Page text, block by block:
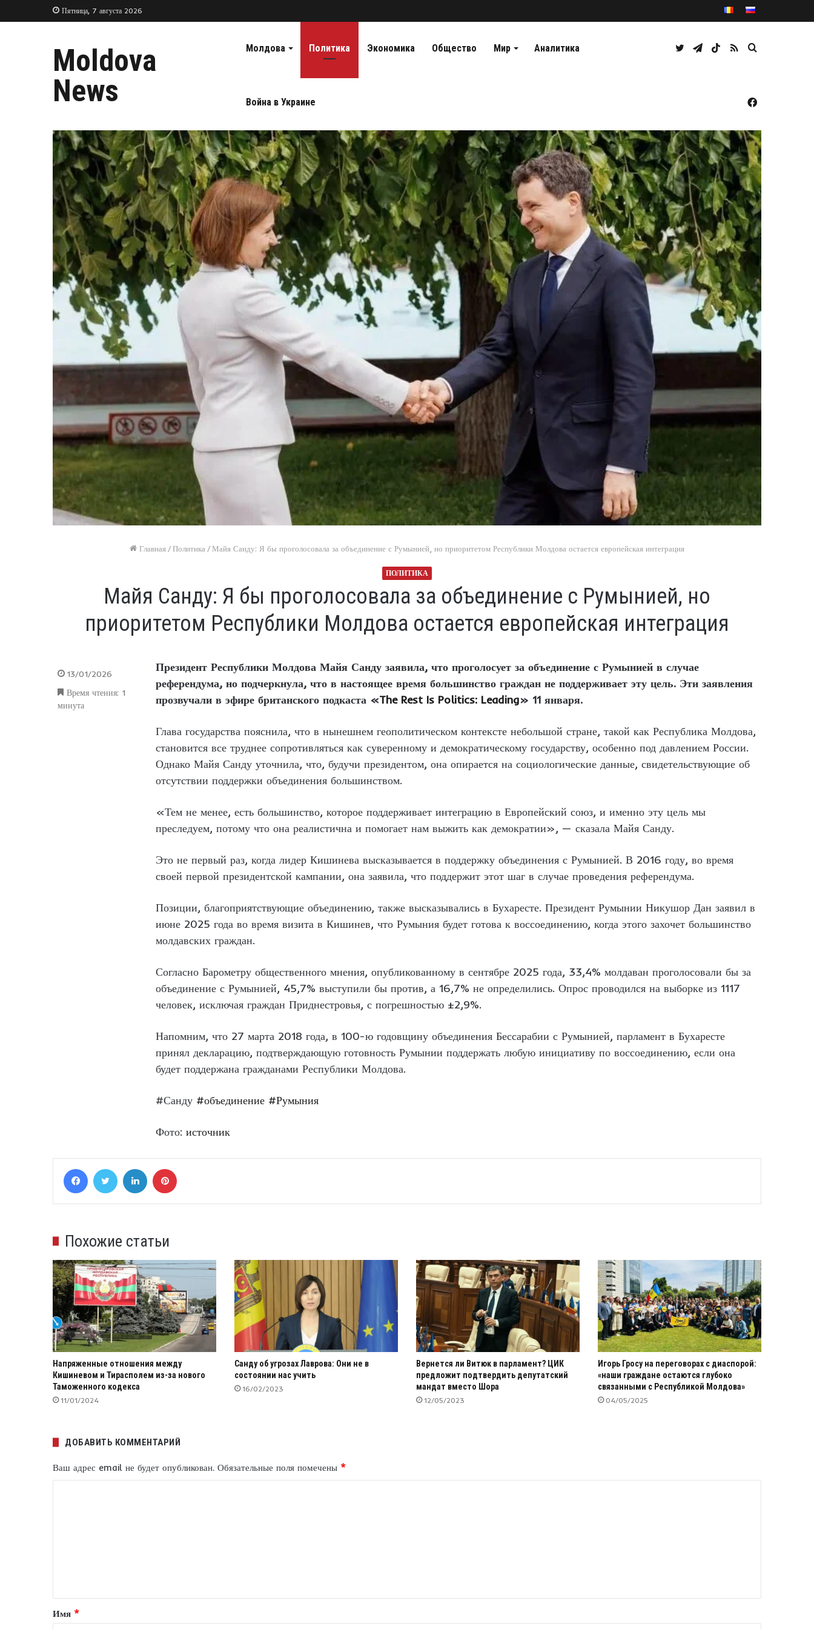
Пятница, 7 августа 2026
Moldova
News
Молдова Политика Экономика Общество Мир Аналитика
Война в Украине
Caută
RSS
TikTok
Telegram
Twitter
Facebook
Главная /Политика /Майя Санду: Я бы проголосовала за объединение с Румынией, но приоритетом Республики Молдова остается европейская интеграция
ПОЛИТИКА
Майя Санду: Я бы проголосовала за объединение с Румынией, но
приоритетом Республики Молдова остается европейская интеграция
Президент Республики Молдова Майя Санду заявила, что проголосует за объединение с Румынией в случае
референдума, но подчеркнула, что в настоящее время большинство граждан не поддерживает эту цель. Эти заявления
прозвучали в эфире британского подкаста «The Rest Is Politics: Leading» 11 января.
Глава государства пояснила, что в нынешнем геополитическом контексте небольшой стране, такой как Республика Молдова,
становится все труднее сопротивляться как суверенному и демократическому государству, особенно под давлением России.
Однако Майя Санду уточнила, что, будучи президентом, она опирается на социологические данные, свидетельствующие об
отсутствии поддержки объединения большинством.
«Тем не менее, есть большинство, которое поддерживает интеграцию в Европейский союз, и именно эту цель мы
преследуем, потому что она реалистична и помогает нам выжить как демократии», — сказала Майя Санду.
Это не первый раз, когда лидер Кишинева высказывается в поддержку объединения с Румынией. В 2016 году, во время
своей первой президентской кампании, она заявила, что поддержит этот шаг в случае проведения референдума.
Позиции, благоприятствующие объединению, также высказывались в Бухаресте. Президент Румынии Никушор Дан заявил в
июне 2025 года во время визита в Кишинев, что Румыния будет готова к воссоединению, когда этого захочет большинство
молдавских граждан.
Согласно Барометру общественного мнения, опубликованному в сентябре 2025 года, 33,4% молдаван проголосовали бы за
объединение с Румынией, 45,7% выступили бы против, а 16,7% не определились. Опрос проводился на выборке из 1117
человек, исключая граждан Приднестровья, с погрешностью ±2,9%.
Напомним, что 27 марта 2018 года, в 100-ю годовщину объединения Бессарабии с Румынией, парламент в Бухаресте
принял декларацию, подтверждающую готовность Румынии поддержать любую инициативу по воссоединению, если она
будет поддержана гражданами Республики Молдова.
#Санду #объединение #Румыния
Фото: источник
13/01/2026
Время чтения: 1
минута
FacebookTwitter LinkedIn
Похожие статьи
Напряженные отношения между
Кишиневом и Тирасполем из-за нового
Таможенного кодекса
11/01/2024
Санду об угрозах Лаврова: Они не в
состоянии нас учить
16/02/2023
Вернется ли Витюк в парламент? ЦИК
предложит подтвердить депутатский
мандат вместо Шора
12/05/2023
Игорь Гросу на переговорах с диаспорой:
«наши граждане остаются глубоко
связанными с Республикой Молдова»
04/05/2025
ДОБАВИТЬ КОММЕНТАРИЙ
Ваш адрес email не будет опубликован. Обязательные поля помечены *
т
а
Имя *